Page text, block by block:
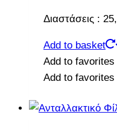
Διαστάσεις :
Add to basket
Add to favorites
Add to favorites